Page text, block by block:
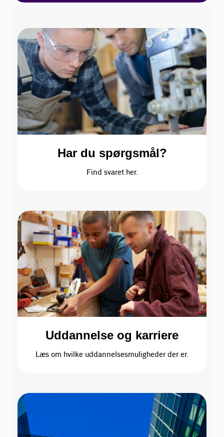
Har du spørgsmål?
Find svaret her.
Uddannelse og karriere
Læs om hvilke uddannelsesmuligheder der er.